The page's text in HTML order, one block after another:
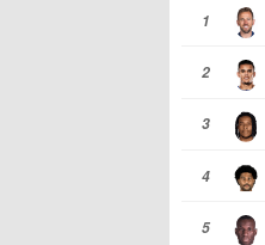
1
2
3
4
5